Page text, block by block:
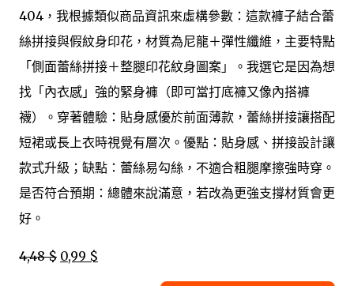
404，我根據類似商品資訊來虛構參數：這款褲子結合蕾
絲拼接與假紋身印花，材質為尼龍＋彈性纖維，主要特點
「側面蕾絲拼接＋整腿印花紋身圖案」。我選它是因為想
找「內衣感」強的緊身褲（即可當打底褲又像內搭褲
襪）。穿著體驗：貼身感優於前面薄款，蕾絲拼接讓搭配
短裙或長上衣時視覺有層次。優點：貼身感、拼接設計讓
款式升級；缺點：蕾絲易勾絲，不適合粗腿摩擦強時穿。
是否符合預期：總體來說滿意，若改為更強支撐材質會更
好。
4,48 $ 0,99 $